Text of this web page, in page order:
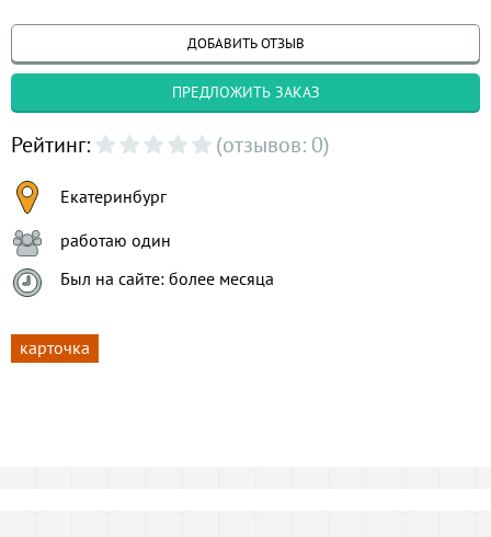
ДОБАВИТЬ ОТЗЫВ
ПРЕДЛОЖИТЬ ЗАКАЗ
Рейтинг: (отзывов: 0)
Екатеринбург
работаю один
Был на сайте: более месяца
карточка